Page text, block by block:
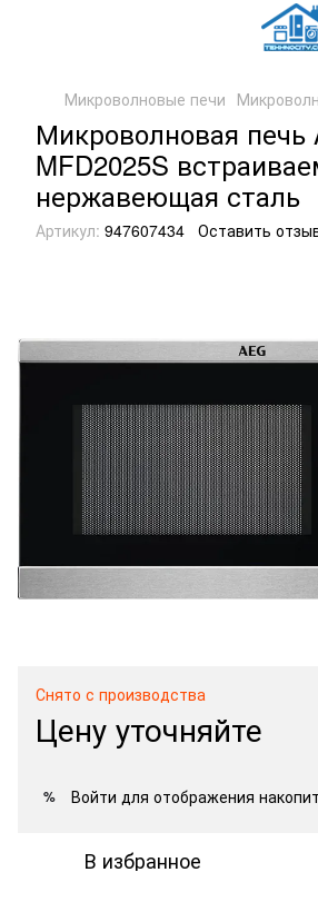
Микроволновые печи
Микроволновая печь
MFD2025S
нержавеющая сталь
Артикул: 947607434 Оставить
Снято с производства
Цену уточняйте
% Войти для отображения
В избранное